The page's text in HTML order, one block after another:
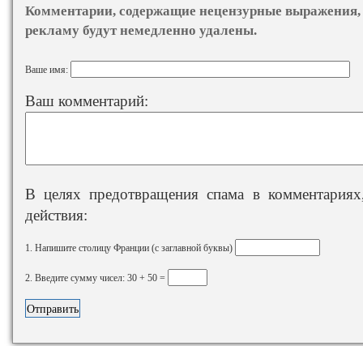
Комментарии, содержащие нецензурные
рекламу будут немедленно удалены.
Ваше имя:
Ваш комментарий:
В целях предотвращения спама в
действия:
1. Напишите столицу Франции (с заглавной буквы)
2. Введите сумму чисел: 30 + 50 =